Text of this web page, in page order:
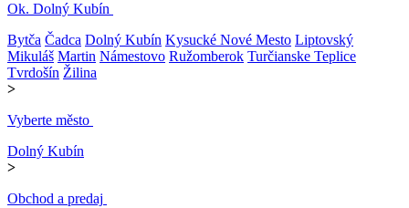
Ok. Dolný Kubín
Bytča Čadca Dolný Kubín Kysucké Nové Mesto Liptovský
Mikuláš Martin Námestovo Ružomberok Turčianske Teplice
Tvrdošín Žilina
>
Vyberte město
Dolný Kubín
>
Obchod a predaj